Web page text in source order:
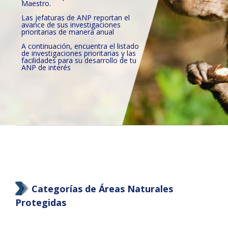
Maestro.
Las jefaturas de ANP reportan el
avance de sus investigaciones
prioritarias de manera anual
A continuación, encuentra el listado
de investigaciones prioritarias y las
facilidades para su desarrollo de tu
ANP de interés
Categorías de Áreas Naturales
Protegidas